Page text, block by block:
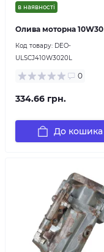
в наявності
Олива моторна 10W30
Код товару: DEO-
ULSCJ410W3020L
0
334.66 грн.
До кошика